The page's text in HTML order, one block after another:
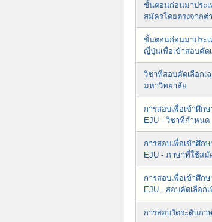
ขั้นตอนก่อนมาประ
สมัครโดยตรงจากต่
ขั้นตอนก่อนมาประ
ญี่ปุ่นเพื่อเข้าสอบคัด
วิชาที่สอบคัดเลือกเ
มหาวิทยาลัย
การสอบเพื่อเข้าศึก
EJU - วิชาที่กำหนด
การสอบเพื่อเข้าศึก
EJU - ภาษาที่ใช้สมั
การสอบเพื่อเข้าศึก
EJU - สอบคัดเลือก
การสอบวัดระดับภ